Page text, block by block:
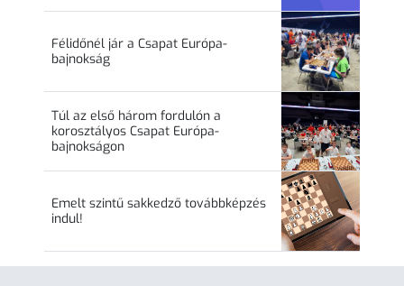
Félidőnél jár a Csapat Európa-
bajnokság
Túl az első három fordulón a
korosztályos Csapat Európa-
bajnokságon
Emelt szintű sakkedző továbbképzés
indul!